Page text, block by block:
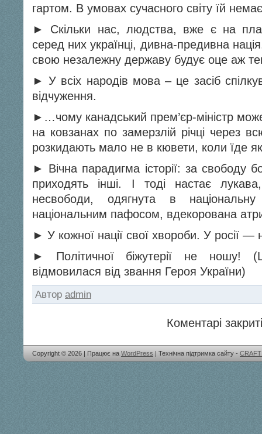
гартом. В умовах сучасного світу їй
► Скільки нас, людства, вже є на
серед них українці, дивна-предивна
свою незалежну державу будує оце аж
► У всіх народів мова – це засіб
відчуження.
►…чому канадський прем’єр-міністр
на ковзанах по замерзлій річці через
розкидають мало не в кювети, коли їде
► Вічна парадигма історії: за свободу
приходять інші. І тоді настає
несвободи, одягнута в національну
національним пафосом, вдекорована
► У кожної нації свої хвороби. У росії —
► Політичної біжутерії не ношу!
відмовилася від звання Героя України)
Автор admin
Коментарі
Copyright © 2026 | Працює на WordPress | Технічна підтримка сайту -